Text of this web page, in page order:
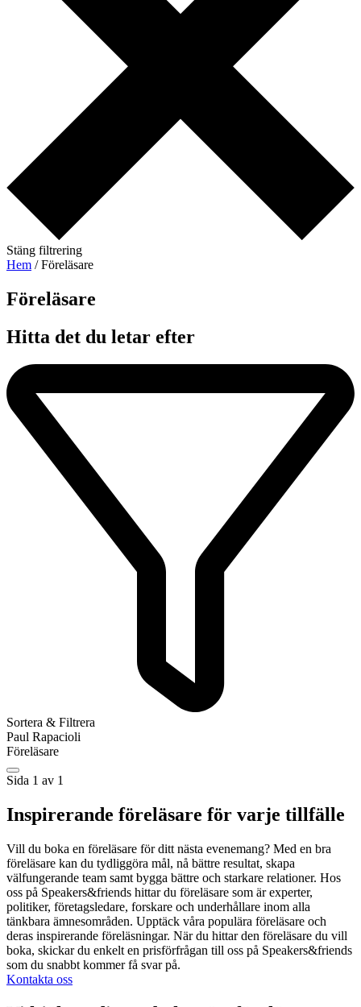
Stäng filtrering
Hem / Föreläsare
Föreläsare​
Hitta det du letar efter​
Sortera & Filtrera
Paul Rapacioli
Föreläsare
Sida 1 av 1
Inspirerande föreläsare för varje tillfälle
Vill du boka en föreläsare för ditt nästa evenemang? Med en bra
föreläsare kan du tydliggöra mål, nå bättre resultat, skapa
välfungerande team samt bygga bättre och starkare relationer. Hos
oss på Speakers&friends hittar du föreläsare som är experter,
politiker, företagsledare, forskare och underhållare inom alla
tänkbara ämnesområden. Upptäck våra populära föreläsare och
deras inspirerande föreläsningar. När du hittar den föreläsare du vill
boka, skickar du enkelt en prisförfrågan till oss på Speakers&friends
som du snabbt kommer få svar på.
Kontakta oss